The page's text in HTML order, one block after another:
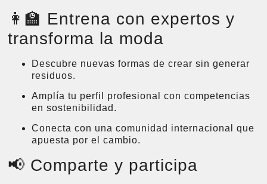
👩‍🏫 Entrena con expertos y
transforma la moda
Descubre nuevas formas de crear sin generar
residuos.
Amplía tu perfil profesional con competencias
en sostenibilidad.
Conecta con una comunidad internacional que
apuesta por el cambio.
📢 Comparte y participa